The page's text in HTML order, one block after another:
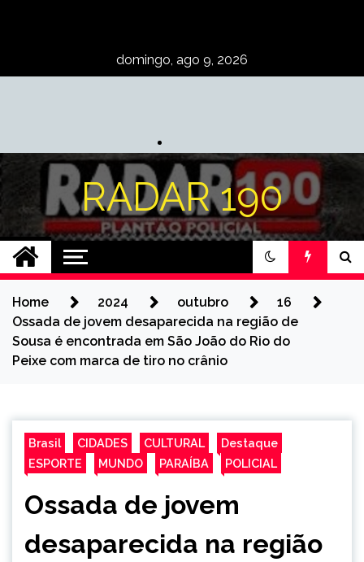
domingo, ago 9, 2026
RADAR 190
Home 2024 outubro
16
Ossada de jovem desaparecida na região de
Sousa é encontrada em São João do Rio do
Peixe com marca de tiro no crânio
Brasil CIDADES CULTURAL
Destaque
ESPORTE
MUNDO PARAÍBA POLICIAL
Ossada de jovem
desaparecida na região